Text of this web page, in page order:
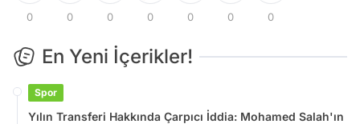
0 0 0 0 0 0 0
En Yeni İçerikler!
Spor
Yılın Transferi Hakkında Çarpıcı İddia: Mohamed Salah'ın